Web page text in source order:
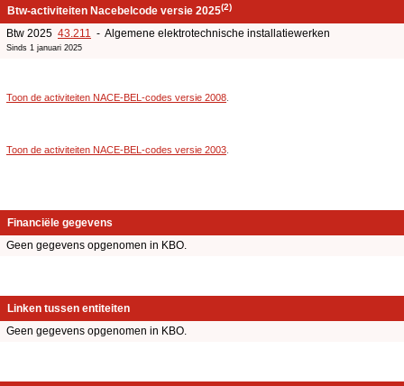
Btw-activiteiten Nacebelcode versie 2025(2)
Btw 2025 43.211 - Algemene elektrotechnische installatiewerken
Sinds 1 januari 2025
Toon de activiteiten NACE-BEL-codes versie 2008
Toon de activiteiten NACE-BEL-codes versie 2003
Financiële gegevens
Geen gegevens opgenomen in KBO.
Linken tussen entiteiten
Geen gegevens opgenomen in KBO.